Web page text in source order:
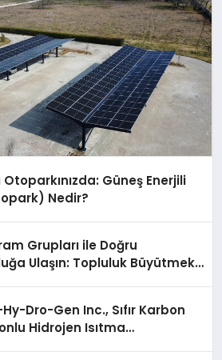
Güneş Enerjili
Nedir?
Grupları ile Doğru
Ulaşın: Topluluk Büyütmek
Dro-Gen Inc., Sıfır Karbon
Hidrojen Isıtma